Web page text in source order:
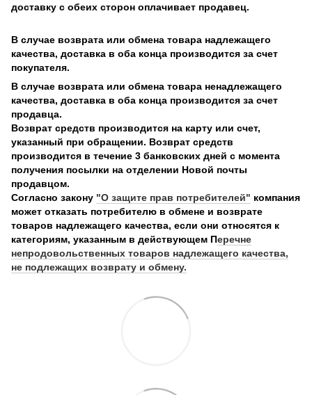
доставку с обеих сторон оплачивает продавец.
В случае возврата или обмена товара надлежащего
качества, доставка в оба конца производится за счет
покупателя.
В случае возврата или обмена товара ненадлежащего
качества, доставка в оба конца производится за счет
продавца.
Возврат средств производится на карту или счет,
указанный при обращении. Возврат средств
производится в течение 3 банковских дней с момента
получения посылки на отделении Новой почты
продавцом.
Согласно закону "О защите прав потребителей" компания
может отказать потребителю в обмене и возврате
товаров надлежащего качества, если они относятся к
категориям, указанным в действующем Перечне
непродовольственных товаров надлежащего качества,
не подлежащих возврату и обмену.